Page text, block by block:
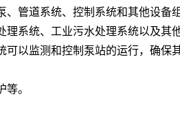
管道系统、控制系统和其他设备组
系统、工业污水处理系统以及其
以监测和控制泵站的运行，确保
。